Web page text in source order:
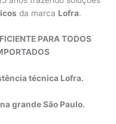
da marca Lofra.
PARA TODOS
técnica Lofra.
grande São Paulo.